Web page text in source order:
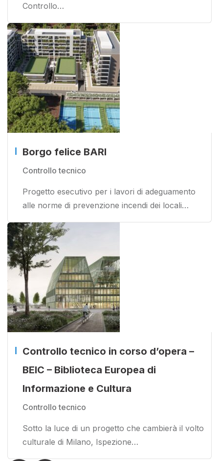
Controllo…
Borgo felice BARI
Controllo tecnico
Progetto esecutivo per i lavori di adeguamento
alle norme di prevenzione incendi dei locali…
Controllo tecnico in corso d’opera –
BEIC – Biblioteca Europea di
Informazione e Cultura
Controllo tecnico
Sotto la luce di un progetto che cambierà il volto
culturale di Milano, Ispezione…